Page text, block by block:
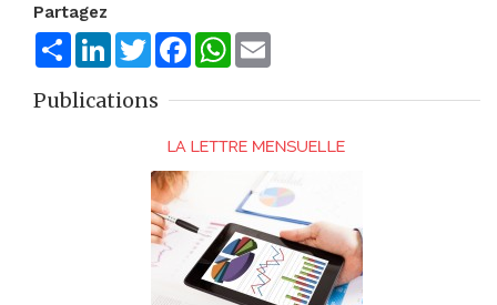
Partagez
ShareLinkedInTwitterFacebookWhatsApp
Publications